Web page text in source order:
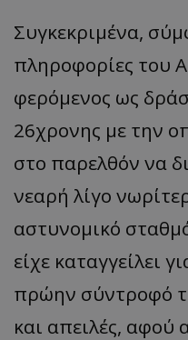
Συγκεκριμένα,
πληροφορίες του
φερόμενος ως
26χρονης με την
στο παρελθόν να
νεαρή λίγο
αστυνομικό
είχε καταγγείλει
πρώην σύντροφό
και απειλές, αφού